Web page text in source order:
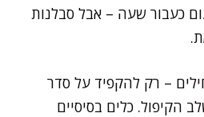
כעבור שעה – אבל סבלנות
– רק להקפיד על סדר
הקיפול. כלים בסיסיים